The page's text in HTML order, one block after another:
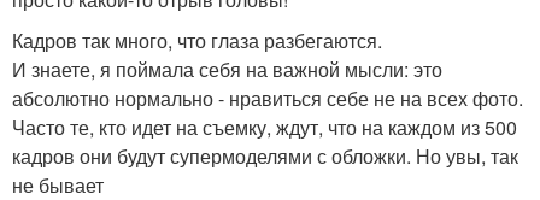
Кадров так много, что глаза разбегаются.
И знаете, я поймала себя на важной мысли: это
абсолютно нормально - нравиться себе не на всех фото.
Часто те, кто идет на съемку, ждут, что на каждом из 500
кадров они будут супермоделями с обложки. Но увы, так
не бывает